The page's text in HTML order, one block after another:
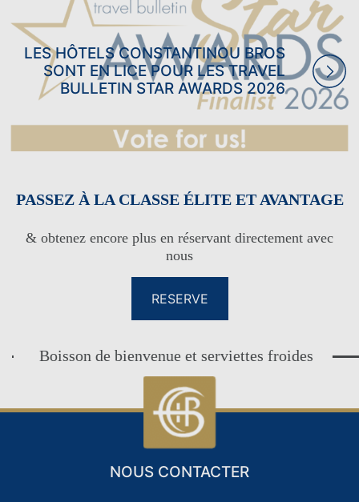
CLUB DE FIDÉLITÉ DES INVITÉS
LES HÔTELS CONSTANTINOU BROS
SONT EN LICE POUR LES TRAVEL
BULLETIN STAR AWARDS 2026
PASSEZ À LA CLASSE ÉLITE ET AVANTAGE
& obtenez encore plus en réservant directement avec
nous
RESERVE
Boisson de bienvenue et serviettes froides
NOUS CONTACTER